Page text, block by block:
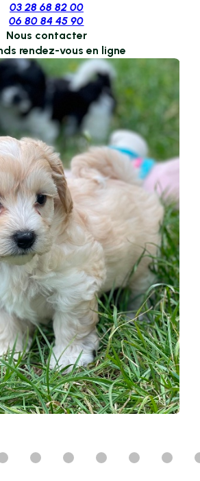
03 28 68 82 00
06 80 84 45 90
Nous contacter
rendez-vous en ligne